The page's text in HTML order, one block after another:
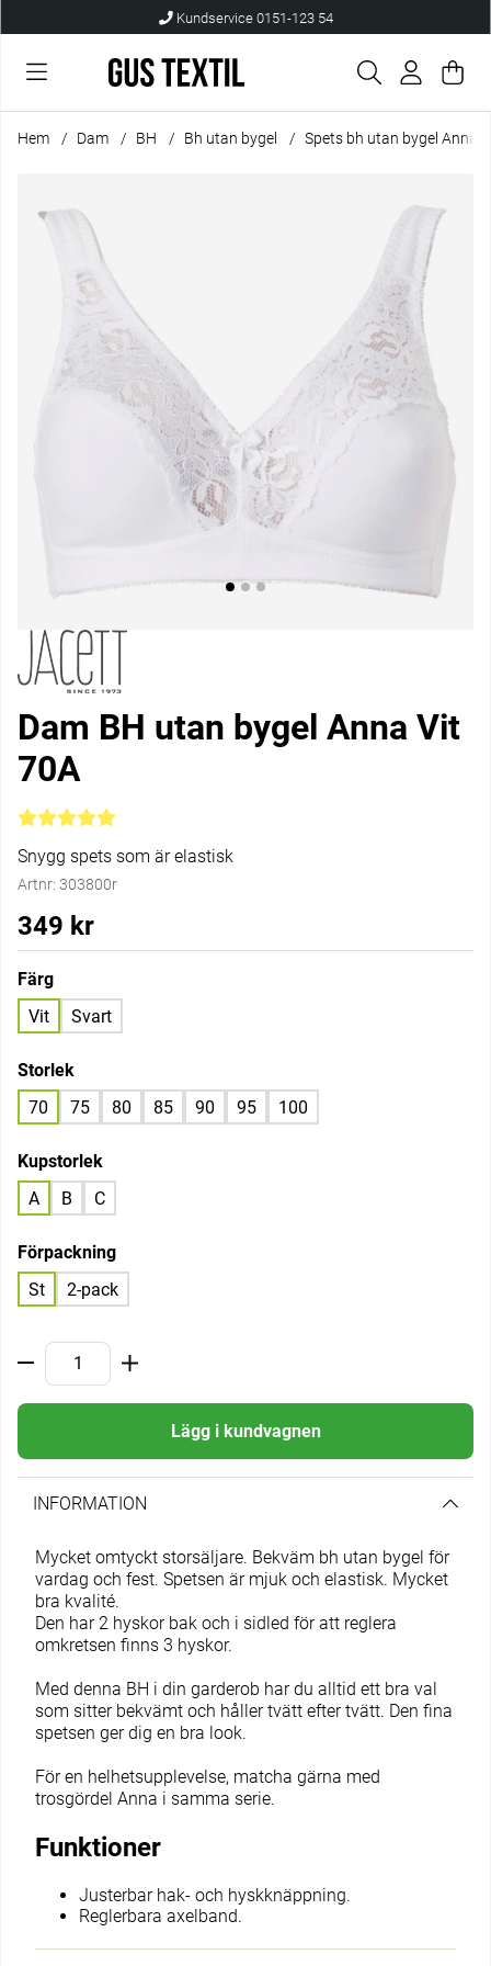
Kundservice 0151-123 54
.
Hem Dam BH Bh utan bygel Spets bh utan bygel Anna
Dam BH utan bygel Anna Vit
70A
Medelbetyg 5 av 5 Antal betyg 12
Snygg spets som är elastisk
Artnr: 303800r
349 kr
Färg
Vit
Svart
Storlek
70
75 80 85 90 95 100
Kupstorlek
A
B C
Förpackning
St
2-pack
Lägg i kundvagnen
INFORMATION
Mycket omtyckt storsäljare. Bekväm bh utan bygel för
vardag och fest. Spetsen är mjuk och elastisk. Mycket
bra kvalité.
Den har 2 hyskor bak och i sidled för att reglera
omkretsen finns 3 hyskor.
Med denna BH i din garderob har du alltid ett bra val
som sitter bekvämt och håller tvätt efter tvätt. Den fina
spetsen ger dig en bra look.
För en helhetsupplevelse, matcha gärna med
trosgördel Anna i samma serie.
Funktioner
Justerbar hak- och hyskknäppning.
Reglerbara axelband.